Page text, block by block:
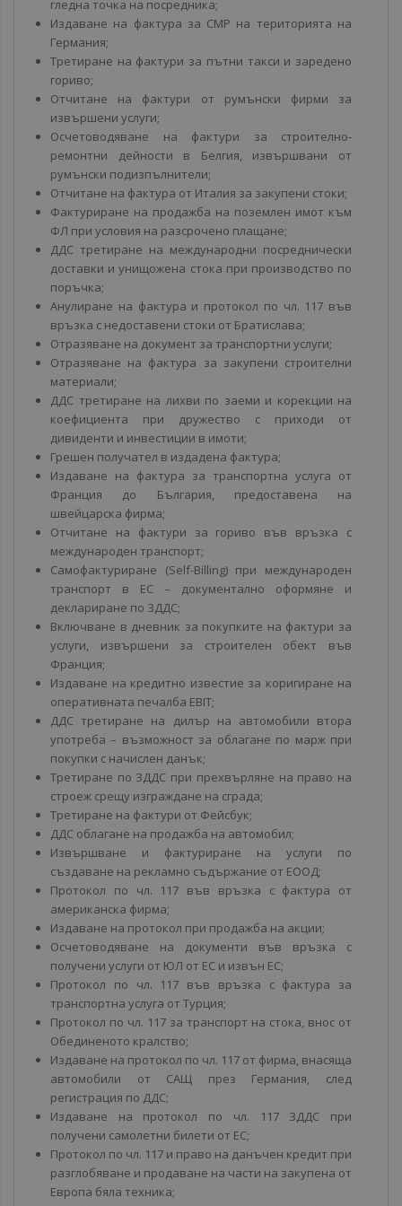
гледна точка на посредника;
Издаване на фактура за СМР на територията на
Германия;
Третиране на фактури за пътни такси и заредено
гориво;
Отчитане на фактури от румънски фирми за
извършени услуги;
Осчетоводяване на фактури за строително-
ремонтни дейности в Белгия, извършвани от
румънски подизпълнители;
Отчитане на фактура от Италия за закупени стоки;
Фактуриране на продажба на поземлен имот към
ФЛ при условия на разсрочено плащане;
ДДС третиране на международни посреднически
доставки и унищожена стока при производство по
поръчка;
Анулиране на фактура и протокол по чл. 117 във
връзка с недоставени стоки от Братислава;
Отразяване на документ за транспортни услуги;
Отразяване на фактура за закупени строителни
материали;
ДДС третиране на лихви по заеми и корекции на
коефициента при дружество с приходи от
дивиденти и инвестиции в имоти;
Грешен получател в издадена фактура;
Издаване на фактура за транспортна услуга от
Франция до България, предоставена на
швейцарска фирма;
Отчитане на фактури за гориво във връзка с
международен транспорт;
Самофактуриране (Self-Billing) при международен
транспорт в ЕС – документално оформяне и
деклариране по ЗДДС;
Включване в дневник за покупките на фактури за
услуги, извършени за строителен обект във
Франция;
Издаване на кредитно известие за коригиране на
оперативната печалба EBIT;
ДДС третиране на дилър на автомобили втора
употреба – възможност за облагане по марж при
покупки с начислен данък;
Третиране по ЗДДС при прехвърляне на право на
строеж срещу изграждане на сграда;
Третиране на фактури от Фейсбук;
ДДС облагане на продажба на автомобил;
Извършване и фактуриране на услуги по
създаване на рекламно съдържание от ЕООД;
Протокол по чл. 117 във връзка с фактура от
американска фирма;
Издаване на протокол при продажба на акции;
Осчетоводяване на документи във връзка с
получени услуги от ЮЛ от ЕС и извън ЕС;
Протокол по чл. 117 във връзка с фактура за
транспортна услуга от Турция;
Протокол по чл. 117 за транспорт на стока, внос от
Обединеното кралство;
Издаване на протокол по чл. 117 от фирма, внасяща
автомобили от САЩ през Германия, след
регистрация по ДДС;
Издаване на протокол по чл. 117 ЗДДС при
получени самолетни билети от ЕС;
Протокол по чл. 117 и право на данъчен кредит при
разглобяване и продаване на части на закупена от
Европа бяла техника;